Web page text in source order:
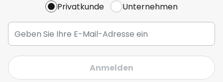
Privatkunde Unternehmen
Anmelden